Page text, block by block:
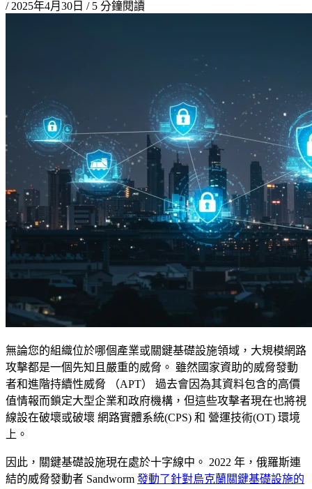
/ 2025年4月30日 /5 分鐘閱讀
無論您的組織位於哪個產業或關鍵基礎設施領域，大規模網路
攻擊都是一個先知且嚴重的威脅。 雖然國家資助的威脅發動
者和進階持續性威脅 （APT） 過去會因為其資料包含的高價
值情報而鎖定大型企業和政府機構，但這些攻擊者現在也將視
線設在破壞或破壞 網路實體系統(CPS) 和 營運技術(OT) 環境
上。
因此，關鍵基礎設施現在處於十字線中。 2022 年，俄羅斯連
結的威脅發動者 Sandworm 發動了針對烏克蘭關鍵基礎設施的